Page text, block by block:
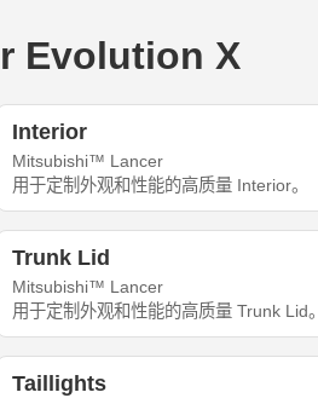
Evolution X
Interior
Mitsubishi™ Lancer
用于定制外观和性能的高质量 Interior。
Trunk Lid
Mitsubishi™ Lancer
用于定制外观和性能的高质量 Trunk Lid。
Taillights